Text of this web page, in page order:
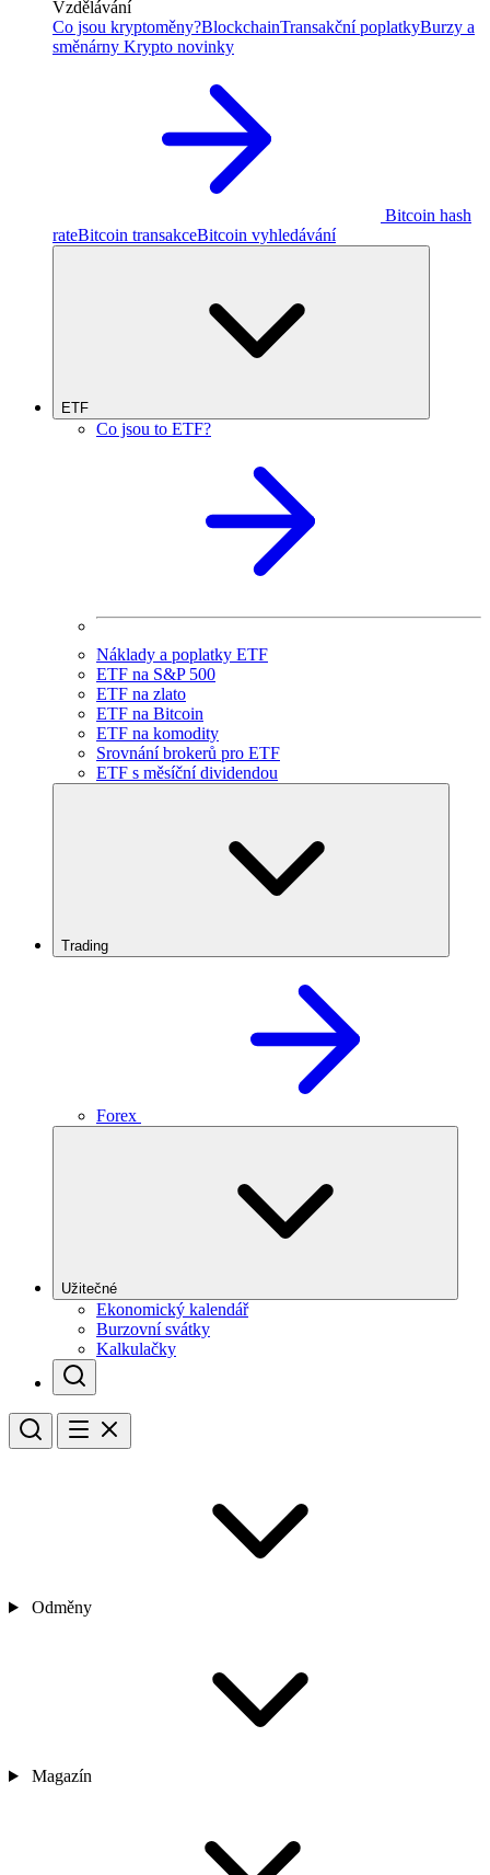
Vzdělávání
Co jsou kryptoměny?BlockchainTransakční poplatkyBurzy a
směnárny Krypto novinky
Bitcoin hash
rateBitcoin transakceBitcoin vyhledávání
ETF
Co jsou to ETF?
Náklady a poplatky ETF
ETF na S&P 500
ETF na zlato
ETF na Bitcoin
ETF na komodity
Srovnání brokerů pro ETF
ETF s měsíční dividendou
Trading
Forex
Užitečné
Ekonomický kalendář
Burzovní svátky
Kalkulačky
Odměny
Magazín